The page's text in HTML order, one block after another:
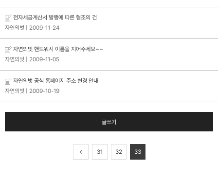
전자세금계산서 발행에 따른 협조의 건
자연의벗
| 2009-11-24
자연의벗 핸드워시 이름을 지어주세요~~
자연의벗
| 2009-11-05
자연의벗 공식 홈페이지 주소 변경 안내
자연의벗
| 2009-10-19
글쓰기
31 32 33